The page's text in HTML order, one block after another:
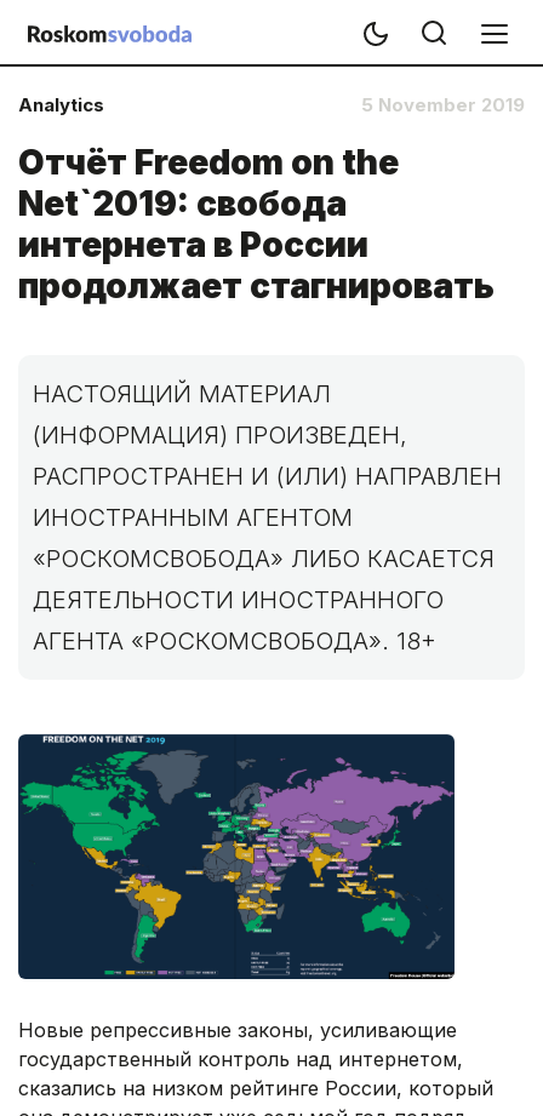
Analytics 5 November 2019
Отчёт Freedom on the
Net`2019: свобода
интернета в России
продолжает стагнировать
НАСТОЯЩИЙ МАТЕРИАЛ
(ИНФОРМАЦИЯ) ПРОИЗВЕДЕН,
РАСПРОСТРАНЕН И (ИЛИ) НАПРАВЛЕН
ИНОСТРАННЫМ АГЕНТОМ
«РОСКОМСВОБОДА» ЛИБО КАСАЕТСЯ
ДЕЯТЕЛЬНОСТИ ИНОСТРАННОГО
АГЕНТА «РОСКОМСВОБОДА». 18+
Новые репрессивные законы, усиливающие
государственный контроль над интернетом,
сказались на низком рейтинге России, который